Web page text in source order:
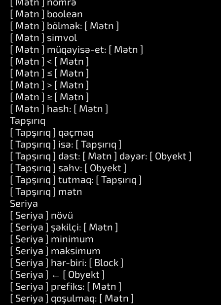
[ Mətn ] boolean
[ Mətn ] bölmək: [ Mətn ]
[ Mətn ] simvol
[ Mətn ] müqayisə-et: [ Mətn ]
[ Mətn ] < [ Mətn ]
[ Mətn ] ≤ [ Mətn ]
[ Mətn ] > [ Mətn ]
[ Mətn ] ≥ [ Mətn ]
[ Mətn ] hash: [ Mətn ]
Tapşırıq
[ Tapşırıq ] qaçmaq
[ Tapşırıq ] isə: [ Tapşırıq ]
[ Tapşırıq ] dəst: [ Mətn ] dəyər: [ Obyekt ]
[ Tapşırıq ] səhv: [ Obyekt ]
[ Tapşırıq ] tutmaq: [ Tapşırıq ]
[ Tapşırıq ] mətn
Seriya
[ Seriya ] növü
[ Seriya ] şəkilçi: [ Mətn ]
[ Seriya ] minimum
[ Seriya ] maksimum
[ Seriya ] hər-biri: [ Block ]
[ Seriya ] ← [ Obyekt ]
[ Seriya ] prefiks: [ Mətn ]
[ Seriya ] qoşulmaq: [ Mətn ]